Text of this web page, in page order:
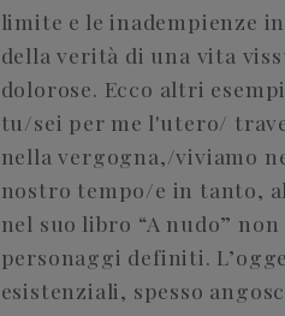
limite e le inadempienze
della verità di una vita
dolorose. Ecco altri
tu/sei per me l'utero/
nella vergogna,/viviamo
nostro tempo/e in tanto,
nel suo libro “A nudo”
personaggi definiti.
esistenziali, spesso